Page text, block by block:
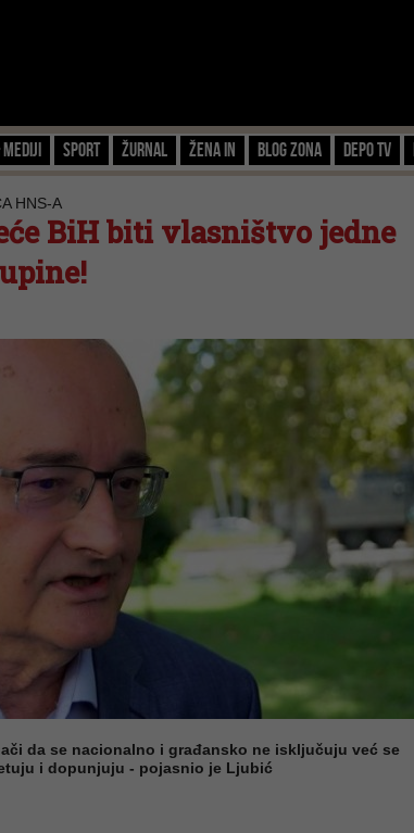
Sport Žurnal Žena IN Blog zona Depo TV
HNS-A
BiH biti vlasništvo jedne
da se nacionalno i građansko ne isključuju već se
i dopunjuju - pojasnio je Ljubić